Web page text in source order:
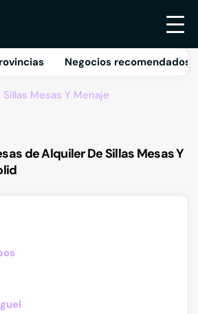
Negocios recomendados
Mesas Y Menaje
de Alquiler De Sillas Mesas Y